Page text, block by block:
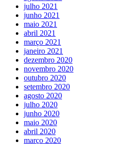
julho 2021
junho 2021
maio 2021
abril 2021
março 2021
janeiro 2021
dezembro 2020
novembro 2020
outubro 2020
setembro 2020
agosto 2020
julho 2020
junho 2020
maio 2020
abril 2020
março 2020